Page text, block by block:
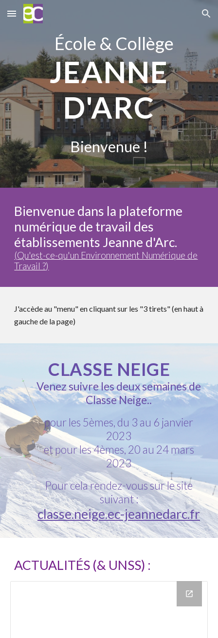
Skip to main content Skip to navigation
École & Collège
JEANNE
D'ARC
Bienvenue !
Bienvenue dans la plateforme
numérique de travail des
établissements Jeanne d'Arc.
(Qu'est-ce-qu'un Environnement Numérique de
Travail ?)
J'accède au "menu" en cliquant sur les "3 tirets" (en haut à
gauche de la page)
CLASSE NEIGE
Venez suivre les deux semaines de
Classe Neige..
pour les 5èmes, du 3 au 6 janvier
2023
etpour les4èmes, 20 au 24 mars
2023
Pour cela rendez-vous sur le site
suivant :
classe.neige.ec-jeannedarc.fr
ACTUALITÉS (& UNSS) :